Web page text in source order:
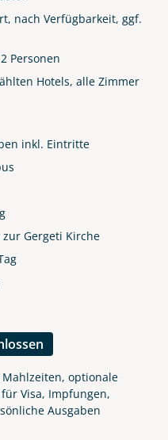
nach Verfügbarkeit, ggf.
Personen
Hotels, alle Zimmer
inkl. Eintritte
Gergeti Kirche
optionale
Visa, Impfungen,
Ausgaben